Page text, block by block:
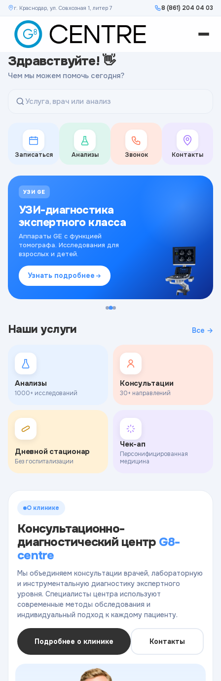
г. Краснодар, ул. Совхозная 1, литер 7 8 (861) 204 04 03
Здравствуйте! 👋
Чем мы можем помочь сегодня?
Услуга, врач или анализ
Записаться Анализы Звонок Контакты
УЗИ GE
УЗИ-диагностика
экспертного класса
Аппараты GE с функцией
томографа. Исследования для
взрослых и детей.
Узнать подробнее
Наши услуги Все →
Анализы
1000+ исследований
Консультации
30+ направлений
Дневной стационар
Без госпитализации
Чек-ап
Персонифицированная
медицина
О клинике
Консультационно-
диагностический центр G8-
centre
Мы объединяем консультации врачей, лабораторную
и инструментальную диагностику экспертного
уровня. Специалисты центра используют
современные методы обследования и
индивидуальный подход к каждому пациенту.
Подробнее о клинике Контакты